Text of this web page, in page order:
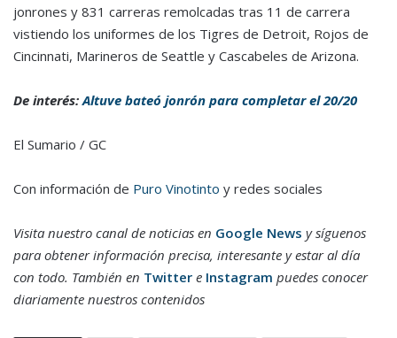
jonrones y 831 carreras remolcadas tras 11 de carrera
vistiendo los uniformes de los Tigres de Detroit, Rojos de
Cincinnati, Marineros de Seattle y Cascabeles de Arizona.
De interés:Altuve bateó jonrón para completar el 20/20
El Sumario / GC
Con información de Puro Vinotinto y redes sociales
Visita nuestro canal de noticias en Google News y síguenos
para obtener información precisa, interesante y estar al día
con todo. También en Twitter e Instagram puedes conocer
diariamente nuestros contenidos